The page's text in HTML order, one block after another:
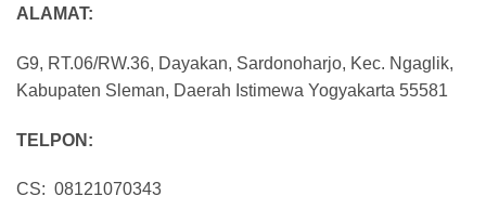
ALAMAT:
G9, RT.06/RW.36, Dayakan, Sardonoharjo, Kec. Ngaglik,
Kabupaten Sleman, Daerah Istimewa Yogyakarta 55581
TELPON:
CS: 08121070343